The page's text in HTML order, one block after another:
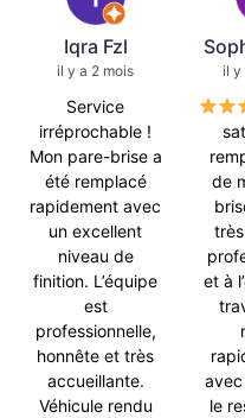
Iqra Fzl
il y a 2 mois
Service
irréprochable !
Mon pare-brise a
été remplacé
rapidement avec
un excellent
niveau de
finition. L’équipe
est
professionnelle,
honnête et très
accueillante.
Véhicule rendu
il y
de
et à
le